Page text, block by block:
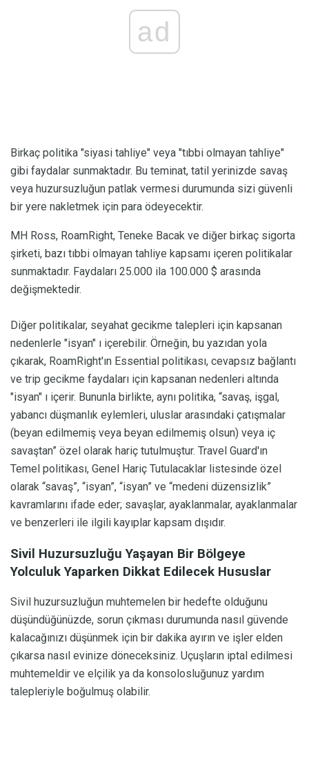
ad
Birkaç politika "siyasi tahliye" veya "tıbbi olmayan tahliye"
gibi faydalar sunmaktadır. Bu teminat, tatil yerinizde savaş
veya huzursuzluğun patlak vermesi durumunda sizi güvenli
bir yere nakletmek için para ödeyecektir.
MH Ross, RoamRight, Teneke Bacak ve diğer birkaç sigorta
şirketi, bazı tıbbi olmayan tahliye kapsamı içeren politikalar
sunmaktadır. Faydaları 25.000 ila 100.000 $ arasında
değişmektedir.
Diğer politikalar, seyahat gecikme talepleri için kapsanan
nedenlerle "isyan" ı içerebilir. Örneğin, bu yazıdan yola
çıkarak, RoamRight'ın Essential politikası, cevapsız bağlantı
ve trip gecikme faydaları için kapsanan nedenleri altında
"isyan" ı içerir. Bununla birlikte, aynı politika, “savaş, işgal,
yabancı düşmanlık eylemleri, uluslar arasındaki çatışmalar
(beyan edilmemiş veya beyan edilmemiş olsun) veya iç
savaştan” özel olarak hariç tutulmuştur. Travel Guard'ın
Temel politikası, Genel Hariç Tutulacaklar listesinde özel
olarak “savaş”, “isyan”, “isyan” ve “medeni düzensizlik”
kavramlarını ifade eder; savaşlar, ayaklanmalar, ayaklanmalar
ve benzerleri ile ilgili kayıplar kapsam dışıdır.
Sivil Huzursuzluğu Yaşayan Bir Bölgeye
Yolculuk Yaparken Dikkat Edilecek Hususlar
Sivil huzursuzluğun muhtemelen bir hedefte olduğunu
düşündüğünüzde, sorun çıkması durumunda nasıl güvende
kalacağınızı düşünmek için bir dakika ayırın ve işler elden
çıkarsa nasıl evinize döneceksiniz. Uçuşların iptal edilmesi
muhtemeldir ve elçilik ya da konsolosluğunuz yardım
talepleriyle boğulmuş olabilir.